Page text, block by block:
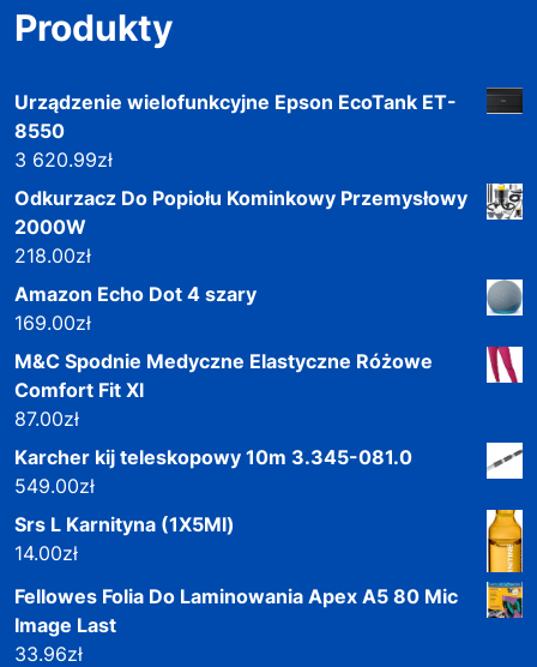
Produkty
Urządzenie wielofunkcyjne Epson EcoTank ET-
8550
3 620.99zł
Odkurzacz Do Popiołu Kominkowy Przemysłowy
2000W
218.00zł
Amazon Echo Dot 4 szary
169.00zł
M&C Spodnie Medyczne Elastyczne Różowe
Comfort Fit Xl
87.00zł
Karcher kij teleskopowy 10m 3.345-081.0
549.00zł
Srs L Karnityna (1X5Ml)
14.00zł
Fellowes Folia Do Laminowania Apex A5 80 Mic
Image Last
33.96zł